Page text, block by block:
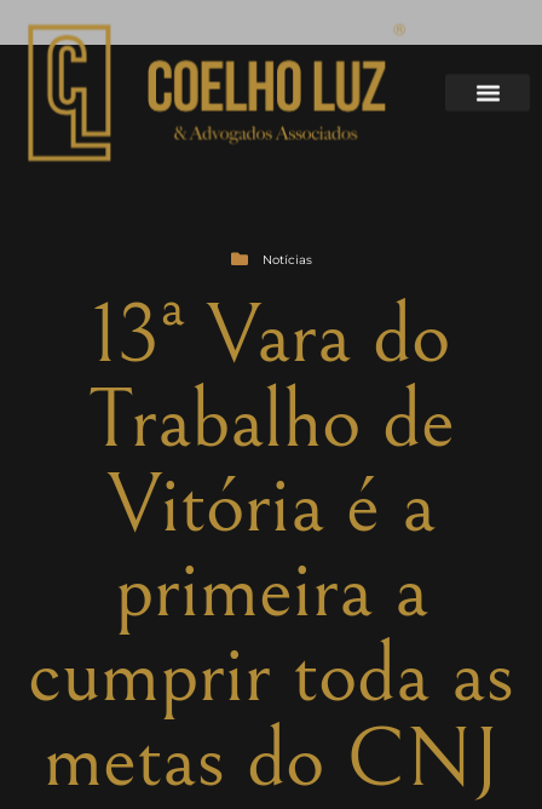
Notícias
13ª Vara do
Trabalho de
Vitória é a
primeira a
cumprir toda as
metas do CNJ